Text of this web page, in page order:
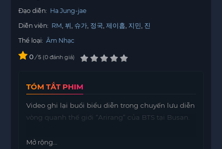
Đạo diễn: Ha Jung-jae
Diễn viên: RM 뷔 슈가 정국 제이홉 지민 진
Thể loại: Âm Nhạc
0 / 5 0 đánh giá
TÓM TẮT PHIM
Video ghi lại buổi biểu diễn trong chuyến lưu diễn
vòng quanh thế giới “Arirang” của BTS tại Busan.
Mở rộng...